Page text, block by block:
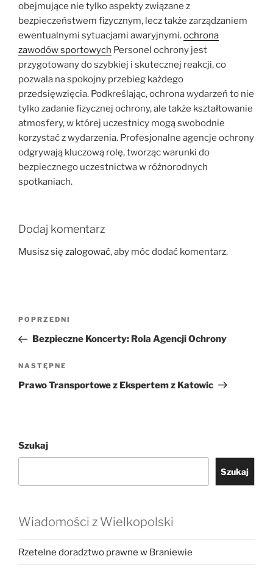
obejmujące nie tylko aspekty związane z
bezpieczeństwem fizycznym, lecz także zarządzaniem
ewentualnymi sytuacjami awaryjnymi.ochrona
zawodów sportowych Personel ochrony jest
przygotowany do szybkiej i skutecznej reakcji, co
pozwala na spokojny przebieg każdego
przedsięwzięcia. Podkreślając, ochrona wydarzeń to nie
tylko zadanie fizycznej ochrony, ale także kształtowanie
atmosfery, w której uczestnicy mogą swobodnie
korzystać z wydarzenia. Profesjonalne agencje ochrony
odgrywają kluczową rolę, tworząc warunki do
bezpiecznego uczestnictwa w różnorodnych
spotkaniach.
Dodaj komentarz
Musisz się zalogować, aby móc dodać komentarz.
Nawigacja
Poprzedni
wpis
POPRZEDNI
Bezpieczne Koncerty: Rola Agencji Ochrony
Następny
wpis
NASTĘPNE
Prawo Transportowe z Ekspertem z Katowic
Szukaj
Szukaj
Wiadomości z Wielkopolski
Rzetelne doradztwo prawne w Braniewie